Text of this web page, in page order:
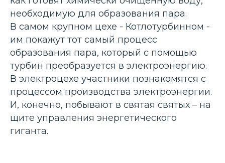
необходимую для образования пара.
В самом крупном цехе - Котлотурбинном -
им покажут тот самый процесс
образования пара, который с помощью
турбин преобразуется в электроэнергию.
В электроцехе участники познакомятся с
процессом производства электроэнергии.
И, конечно, побывают в святая святых – на
щите управления энергетического
гиганта.